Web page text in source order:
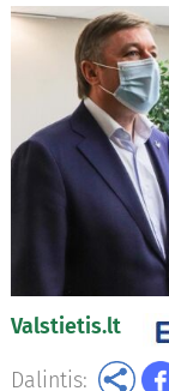
Valstietis.lt
Dalintis: